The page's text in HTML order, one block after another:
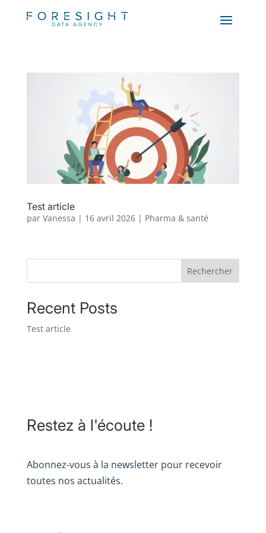
Test article
par Vanessa | 16 avril 2026| Pharma & santé
Rechercher
Recent Posts
Test article
Restez à l'écoute !
Abonnez-vous à la newsletter pour recevoir
toutes nos actualités.